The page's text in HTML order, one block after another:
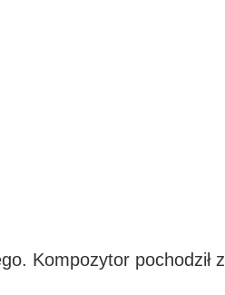
Kompozytor pochodził z